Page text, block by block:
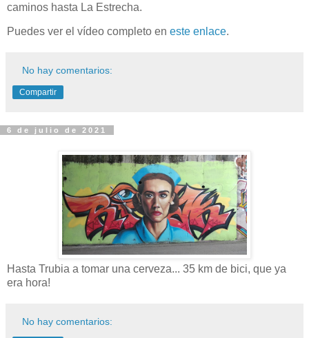
caminos hasta La Estrecha.
Puedes ver el vídeo completo en este enlace.
No hay comentarios:
Compartir
6 de julio de 2021
Hasta Trubia a tomar una cerveza... 35 km de bici, que ya
era hora!
No hay comentarios: